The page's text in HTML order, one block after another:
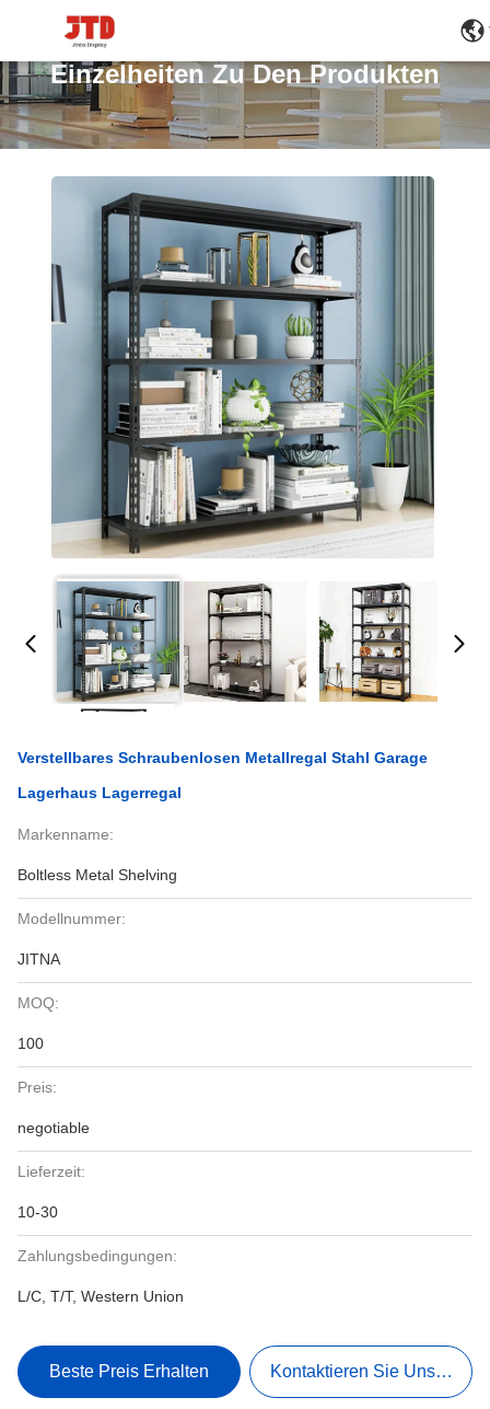
Einzelheiten Zu Den Produkten
Verstellbares Schraubenlosen Metallregal Stahl Garage
Lagerhaus Lagerregal
Markenname:
Boltless Metal Shelving
Modellnummer:
JITNA
MOQ:
100
Preis:
negotiable
Lieferzeit:
10-30
Zahlungsbedingungen:
L/C, T/T, Western Union
Beste Preis Erhalten Kontaktieren Sie Uns Jetzt